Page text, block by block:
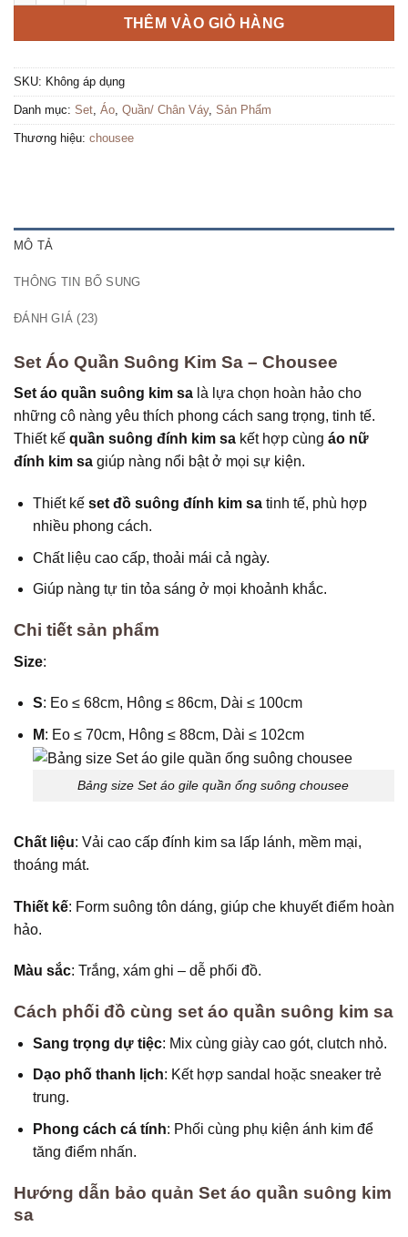
THÊM VÀO GIỎ HÀNG
SKU: Không áp dụng
Danh mục: Set Áo Quần/ Chân Váy, Sản Phẩm
Thương hiệu: chousee
MÔ TẢ
THÔNG TIN BỔ SUNG
ĐÁNH GIÁ (23)
Set Áo Quần Suông Kim Sa – Chousee
Set áo quần suông kim sa là lựa chọn hoàn hảo cho
những cô nàng yêu thích phong cách sang trọng, tinh tế.
Thiết kế quần suông đính kim sa kết hợp cùng áo nữ
đính kim sa giúp nàng nổi bật ở mọi sự kiện.
Thiết kế set đồ suông đính kim satinh tế, phù hợp
nhiều phong cách.
Chất liệu cao cấp, thoải mái cả ngày.
Giúp nàng tự tin tỏa sáng ở mọi khoảnh khắc.
Chi tiết sản phẩm
Size:
S: Eo ≤ 68cm, Hông ≤ 86cm, Dài ≤ 100cm
M: Eo ≤ 70cm, Hông ≤ 88cm, Dài ≤ 102cm
Bảng size Set áo gile quần ống suông chousee
Chất liệu: Vải cao cấp đính kim sa lấp lánh, mềm mại,
thoáng mát.
Thiết kế: Form suông tôn dáng, giúp che khuyết điểm hoàn
hảo.
Màu sắc: Trắng, xám ghi – dễ phối đồ.
Cách phối đồ cùng set áo quần suông kim sa
Sang trọng dự tiệc: Mix cùng giày cao gót, clutch nhỏ.
Dạo phố thanh lịch: Kết hợp sandal hoặc sneaker trẻ
trung.
Phong cách cá tính: Phối cùng phụ kiện ánh kim để
tăng điểm nhấn.
Hướng dẫn bảo quản Set áo quần suông kim
sa